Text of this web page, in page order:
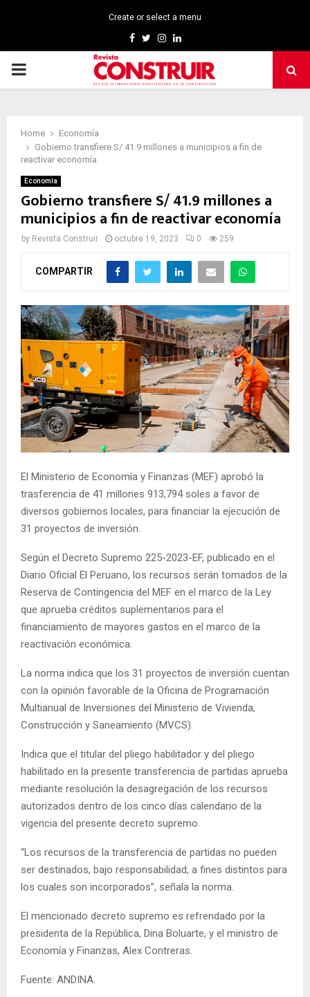
Create or select a menu
Facebook
TwitterInstagram
Linkedin
PRIMARY
Home
Economía
Gobierno transfiere S/ 41.9 millones a municipios a fin de
reactivar economía
Economía
Gobierno transfiere S/ 41.9 millones a
municipios a fin de reactivar economía
by Revista Construir octubre 19, 2023 0 259
COMPARTIR
El Ministerio de Economía y Finanzas (MEF) aprobó la
trasferencia de 41 millones 913,794 soles a favor de
diversos gobiernos locales, para financiar la ejecución de
31 proyectos de inversión.
Según el Decreto Supremo 225-2023-EF, publicado en el
Diario Oficial El Peruano, los recursos serán tomados de la
Reserva de Contingencia del MEF en el marco de la Ley
que aprueba créditos suplementarios para el
financiamiento de mayores gastos en el marco de la
reactivación económica.
La norma indica que los 31 proyectos de inversión cuentan
con la opinión favorable de la Oficina de Programación
Multianual de Inversiones del Ministerio de Vivienda,
Construcción y Saneamiento (MVCS).
Indica que el titular del pliego habilitador y del pliego
habilitado en la presente transferencia de partidas aprueba
mediante resolución la desagregación de los recursos
autorizados dentro de los cinco días calendario de la
vigencia del presente decreto supremo.
“Los recursos de la transferencia de partidas no pueden
ser destinados, bajo responsabilidad, a fines distintos para
los cuales son incorporados”, señala la norma.
El mencionado decreto supremo es refrendado por la
presidenta de la República, Dina Boluarte, y el ministro de
Economía y Finanzas, Alex Contreras.
Fuente: ANDINA.